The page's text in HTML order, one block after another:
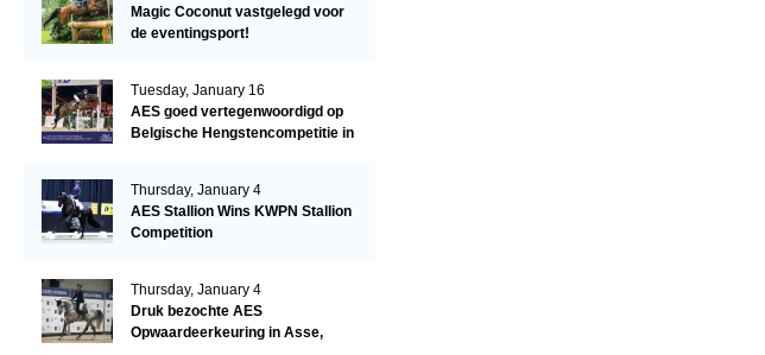
Magic Coconut vastgelegd voor
de eventingsport!
Tuesday, January 16
AES goed vertegenwoordigd op
Belgische Hengstencompetitie in
Thursday, January 4
AES Stallion Wins KWPN Stallion
Competition
Thursday, January 4
Druk bezochte AES
Opwaardeerkeuring in Asse,